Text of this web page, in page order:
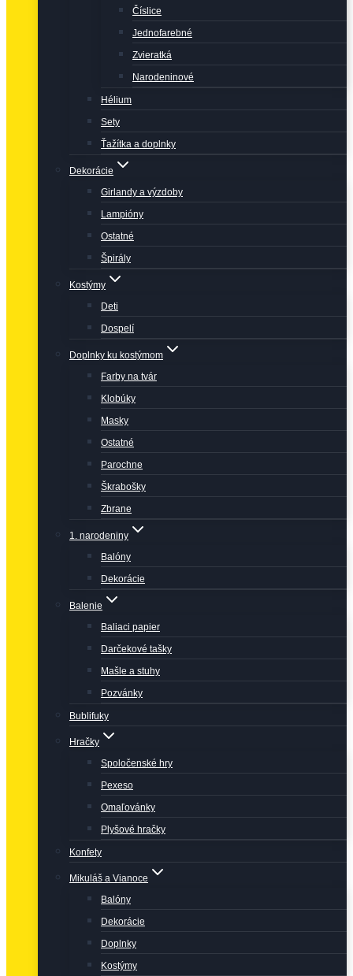
Číslice
Jednofarebné
Zvieratká
Narodeninové
Hélium
Sety
Ťažítka a doplnky
Dekorácie
Girlandy a výzdoby
Lampióny
Ostatné
Špirály
Kostýmy
Deti
Dospelí
Doplnky ku kostýmom
Farby na tvár
Klobúky
Masky
Ostatné
Parochne
Škrabošky
Zbrane
1. narodeniny
Balóny
Dekorácie
Balenie
Baliaci papier
Darčekové tašky
Mašle a stuhy
Pozvánky
Bublifuky
Hračky
Spoločenské hry
Pexeso
Omaľovánky
Plyšové hračky
Konfety
Mikuláš a Vianoce
Balóny
Dekorácie
Doplnky
Kostýmy